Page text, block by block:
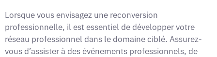
Lorsque vous envisagez une reconversion
professionnelle, il est essentiel de développer votre
réseau professionnel dans le domaine ciblé. Assurez-
vous d’assister à des événements professionnels, de